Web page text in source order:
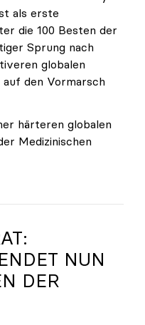
als erste
die 100 Besten der
Sprung nach
globalen
den Vormarsch
härteren globalen
Medizinischen
Universitäten geben
NUN
DER